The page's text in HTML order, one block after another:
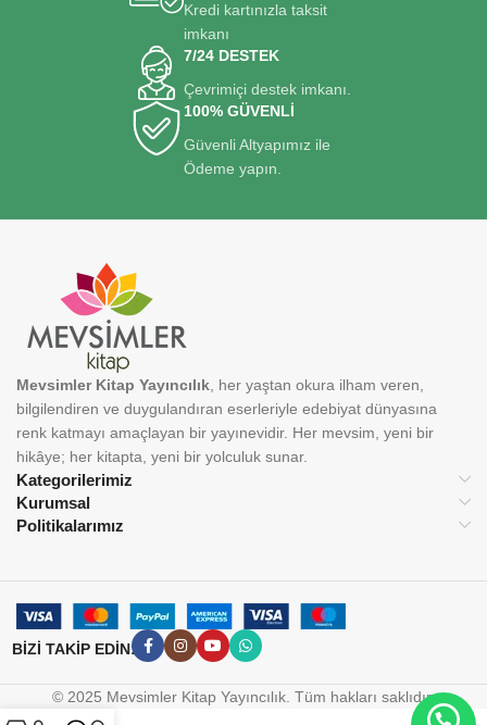
Kredi kartınızla taksit
imkanı
7/24 DESTEK
Çevrimiçi destek imkanı.
100% GÜVENLİ
Güvenli Altyapımız ile
Ödeme yapın.
Kategorilerimiz
Kurumsal
Politikalarımız
Mevsimler Kitap Yayıncılık , her yaştan okura ilham veren,
bilgilendiren ve duygulandıran eserleriyle edebiyat dünyasına
renk katmayı amaçlayan bir yayınevidir. Her mevsim, yeni bir
hikâye; her kitapta, yeni bir yolculuk sunar.
BİZİ TAKİP EDİN:
© 2025 Mevsimler Kitap Yayıncılık. Tüm hakları saklıdır.